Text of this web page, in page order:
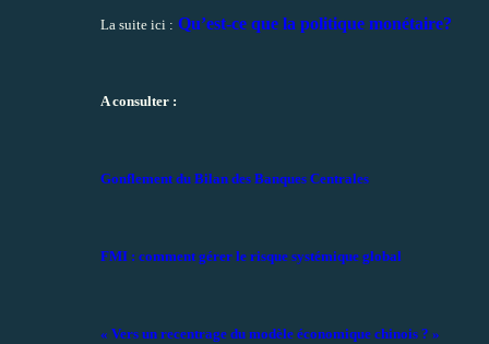
La suite ici : Qu’est-ce que la politique monétaire?
A consulter :
Gonflement du Bilan des Banques Centrales
FMI : comment gérer le risque systémique global
« Vers un recentrage du modèle économique chinois ? »